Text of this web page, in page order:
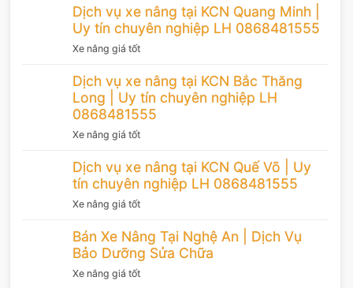
Dịch vụ xe nâng tại KCN Quang Minh |
Uy tín chuyên nghiệp LH 0868481555
Xe nâng giá tốt
Dịch vụ xe nâng tại KCN Bắc Thăng
Long | Uy tín chuyên nghiệp LH
0868481555
Xe nâng giá tốt
Dịch vụ xe nâng tại KCN Quế Võ | Uy
tín chuyên nghiệp LH 0868481555
Xe nâng giá tốt
Bán Xe Nâng Tại Nghệ An | Dịch Vụ
Bảo Dưỡng Sửa Chữa
Xe nâng giá tốt